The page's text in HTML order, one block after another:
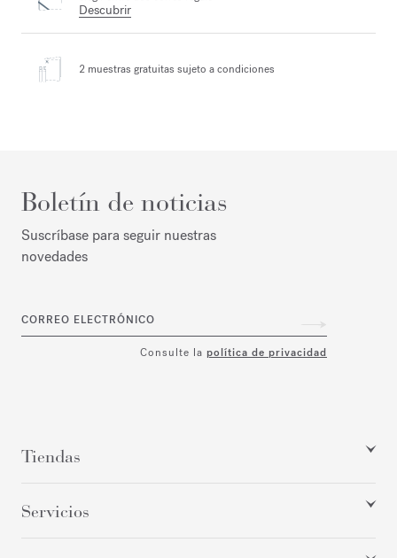
Descubrir
2 muestras gratuitas sujeto a condiciones
Boletín de noticias
Suscríbase para seguir nuestras
novedades
CORREO ELECTRÓNICO
Consulte la política de privacidad
Tiendas
Servicios